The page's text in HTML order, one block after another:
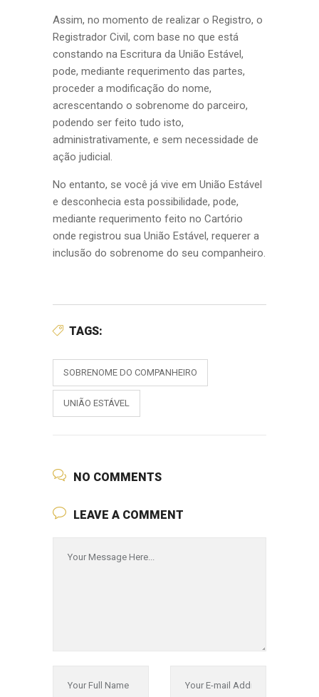
Assim, no momento de realizar o Registro, o
Registrador Civil, com base no que está
constando na Escritura da União Estável,
pode, mediante requerimento das partes,
proceder a modificação do nome,
acrescentando o sobrenome do parceiro,
podendo ser feito tudo isto,
administrativamente, e sem necessidade de
ação judicial.
No entanto, se você já vive em União Estável
e desconhecia esta possibilidade, pode,
mediante requerimento feito no Cartório
onde registrou sua União Estável, requerer a
inclusão do sobrenome do seu companheiro.
TAGS:
SOBRENOME DO COMPANHEIRO
UNIÃO ESTÁVEL
NO COMMENTS
LEAVE A COMMENT